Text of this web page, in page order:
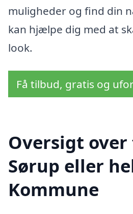
muligheder og find din
kan hjælpe dig med at
look.
Få tilbud, gratis og
Oversigt
Sørup eller
Kommune